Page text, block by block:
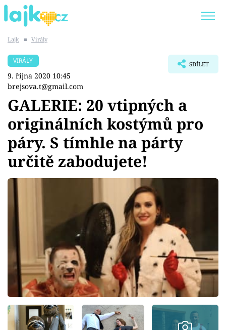
SHOPAHOLICADEL
Témata
Showbyznys
Youtubeři
Virály
Sex a vztahy
Videa
Sledujte prima+
Přihlášení
Lajk ■ Virály
VIRÁLY
9. října 2020 10:45
brejsova.t@gmail.com
SDÍLET
GALERIE: 20 vtipných a
originálních kostýmů pro
páry. S tímhle na párty
určitě zabodujete!